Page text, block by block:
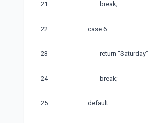
21
22
23
24
25
break;
case 6:
return “Saturday”
break;
default: